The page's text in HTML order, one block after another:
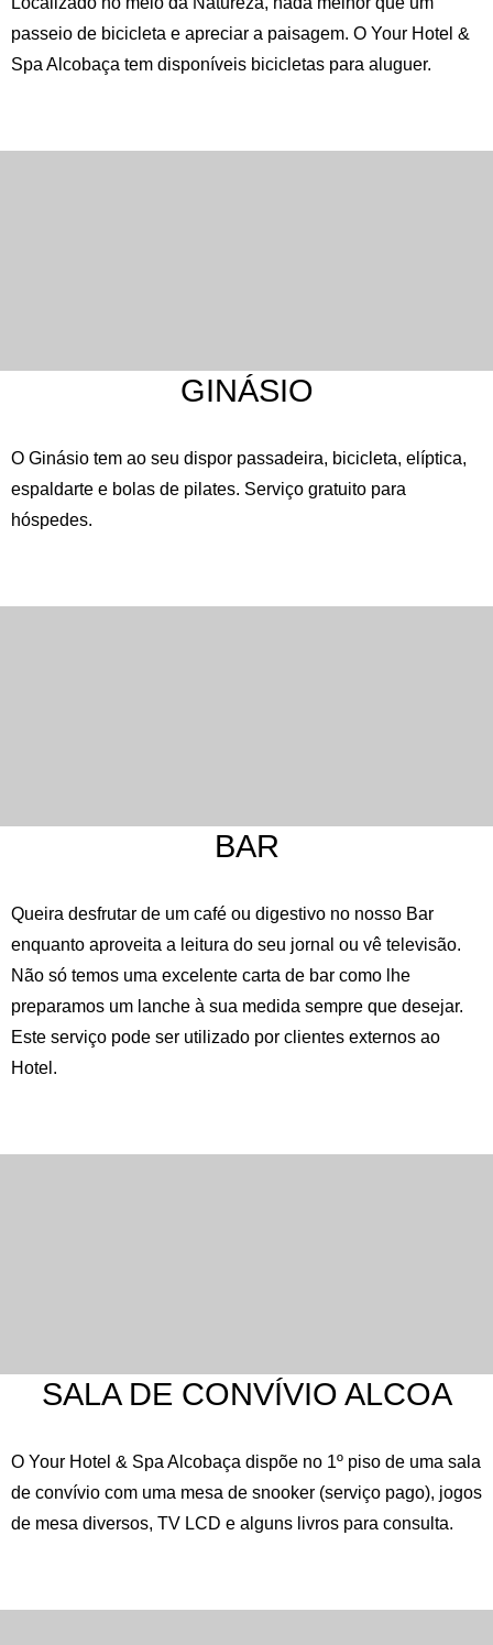
Inglês Espanhol
passeio de bicicleta e apreciar a paisagem. O Your Hotel &
Spa Alcobaça tem disponíveis bicicletas para aluguer.
GINÁSIO
O Ginásio tem ao seu dispor passadeira, bicicleta, elíptica,
espaldarte e bolas de pilates. Serviço gratuito para
hóspedes.
BAR
Queira desfrutar de um café ou digestivo no nosso Bar
enquanto aproveita a leitura do seu jornal ou vê televisão.
Não só temos uma excelente carta de bar como lhe
preparamos um lanche à sua medida sempre que desejar.
Este serviço pode ser utilizado por clientes externos ao
Hotel.
SALA DE CONVÍVIO ALCOA
O Your Hotel & Spa Alcobaça dispõe no 1º piso de uma sala
de convívio com uma mesa de snooker (serviço pago), jogos
de mesa diversos, TV LCD e alguns livros para consulta.